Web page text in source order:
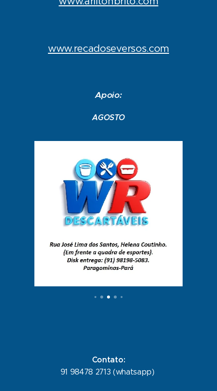
www.recadoseversos.com
Apoio:
AGOSTO
Contato:
91 98478 2713 (whatsapp)